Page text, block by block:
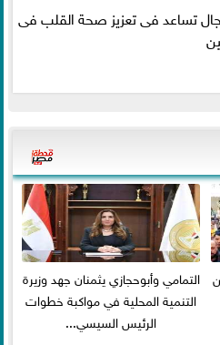
تساعد فى تعزيز صحة القلب فى
التمامي وأبوحجازي يثمنان جهد وزيرة
التنمية المحلية في مواكبة خطوات
الرئيس السيسي...